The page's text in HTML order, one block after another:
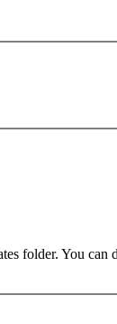
folder. You